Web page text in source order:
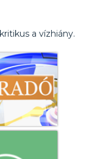
a vízhiány.